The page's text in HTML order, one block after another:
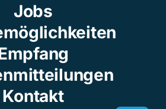
Jobs
Kontakt